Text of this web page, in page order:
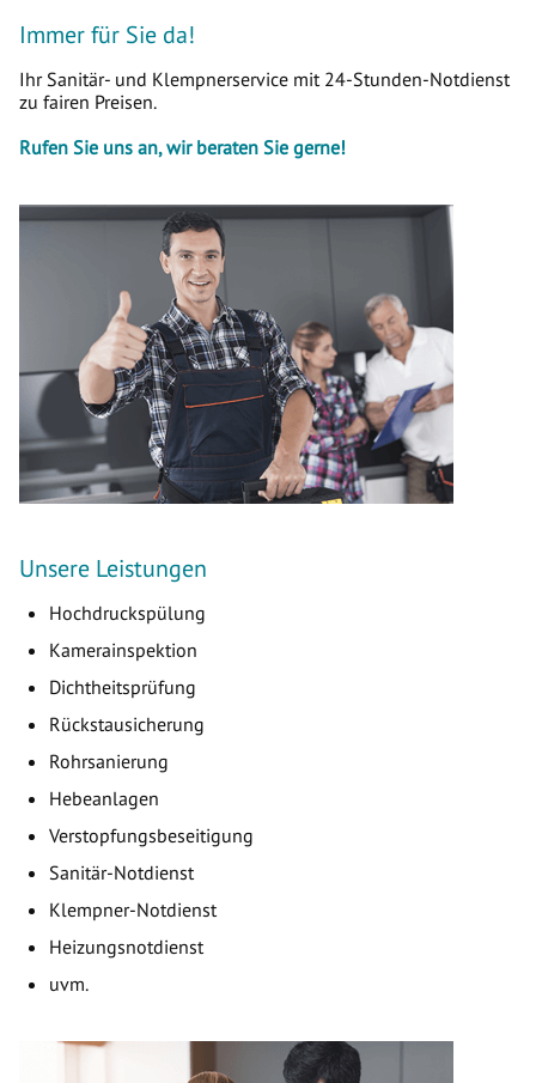
Immer für Sie da!
Ihr Sanitär- und Klempnerservice mit 24-Stunden-Notdienst
zu fairen Preisen.
Rufen Sie uns an, wir beraten Sie gerne!
Unsere Leistungen
Hochdruckspülung
Kamerainspektion
Dichtheitsprüfung
Rückstausicherung
Rohrsanierung
Hebeanlagen
Verstopfungsbeseitigung
Sanitär-Notdienst
Klempner-Notdienst
Heizungsnotdienst
uvm.